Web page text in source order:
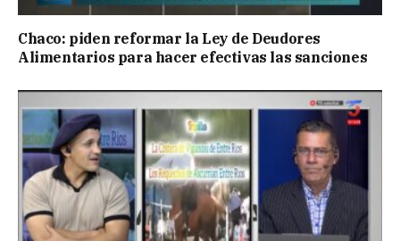
Chaco: piden reformar la Ley de Deudores
Alimentarios para hacer efectivas las sanciones